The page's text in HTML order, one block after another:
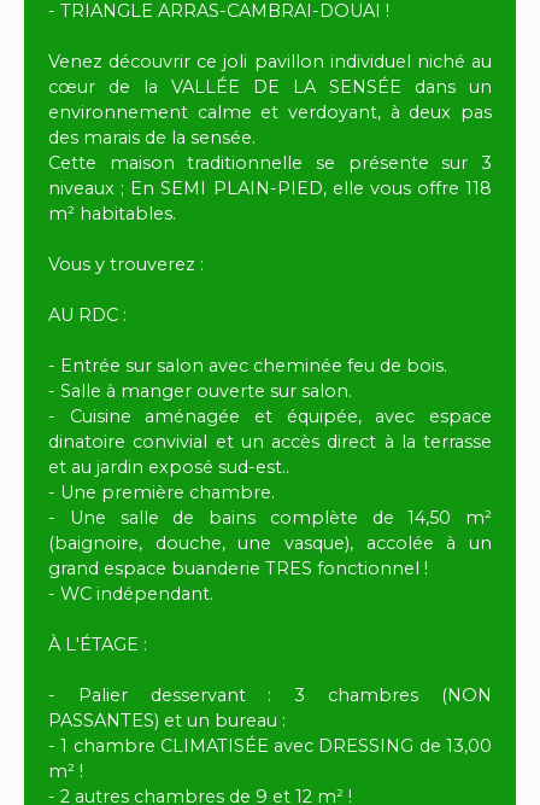
- TRIANGLE ARRAS-CAMBRAI-DOUAI !
Venez découvrir ce joli pavillon individuel niché au
cœur de la VALLÉE DE LA SENSÉE dans un
environnement calme et verdoyant, à deux pas
des marais de la sensée.
Cette maison traditionnelle se présente sur 3
niveaux ; En SEMI PLAIN-PIED, elle vous offre 118
m² habitables.
Vous y trouverez :
AU RDC :
- Entrée sur salon avec cheminée feu de bois.
- Salle à manger ouverte sur salon.
- Cuisine aménagée et équipée, avec espace
dinatoire convivial et un accès direct à la terrasse
et au jardin exposé sud-est..
- Une première chambre.
- Une salle de bains complète de 14,50 m²
(baignoire, douche, une vasque), accolée à un
grand espace buanderie TRES fonctionnel !
- WC indépendant.
À L'ÉTAGE :
- Palier desservant : 3 chambres (NON
PASSANTES) et un bureau :
- 1 chambre CLIMATISÉE avec DRESSING de 13,00
m² !
- 2 autres chambres de 9 et 12 m² !